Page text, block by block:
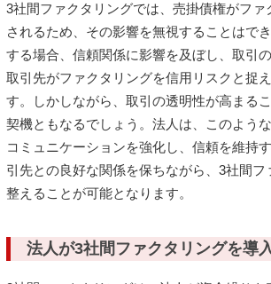
3社間ファクタリングでは、売掛債権がフ
されるため、その影響を無視することはで
する場合、信頼関係に影響を及ぼし、取引
取引先がファクタリングを信用リスクと捉
す。しかしながら、取引の透明性が高まる
契機ともなるでしょう。法人は、このよう
コミュニケーションを強化し、信頼を維持
引先との良好な関係を保ちながら、3社間
整えることが可能となります。
法人が3社間ファクタリングを導